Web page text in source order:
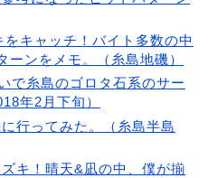
キャッチ！バイト多数の中
ーンをメモ。（糸島地磯）
で糸島のゴロタ石系のサー
年2月下旬）
行ってみた。（糸島半島
キ！晴天&凪の中、僕が揃